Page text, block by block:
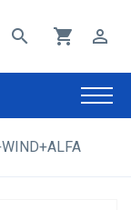
search shopping_cart perm_identity